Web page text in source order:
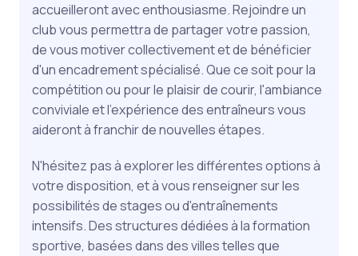
accueilleront avec enthousiasme. Rejoindre un
club vous permettra de partager votre passion,
de vous motiver collectivement et de bénéficier
d'un encadrement spécialisé. Que ce soit pour la
compétition ou pour le plaisir de courir, l'ambiance
conviviale et l'expérience des entraîneurs vous
aideront à franchir de nouvelles étapes.
N'hésitez pas à explorer les différentes options à
votre disposition, et à vous renseigner sur les
possibilités de stages ou d'entraînements
intensifs. Des structures dédiées à la formation
sportive, basées dans des villes telles que